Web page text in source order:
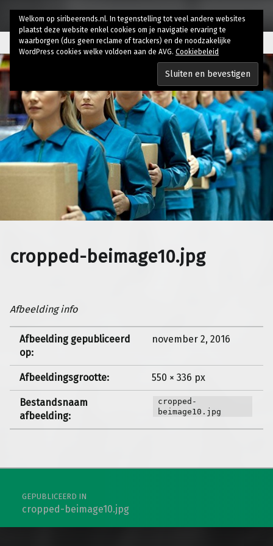
cropped-beimage10.jpg
Afbeelding info
Afbeelding gepubliceerd
op:
november 2, 2016
Afbeeldingsgrootte: 550 × 336 px
Bestandsnaam
afbeelding:
cropped-
beimage10.jpg
Berichtnavigatie
GEPUBLICEERD IN
cropped-beimage10.jpg
Welkom op siribeerends.nl. In tegenstelling tot veel andere websites
plaatst deze website enkel cookies om je navigatie ervaring te
waarborgen (dus geen reclame of trackers) en de noodzakelijke
WordPress cookies welke voldoen aan de AVG. Cookiebeleid